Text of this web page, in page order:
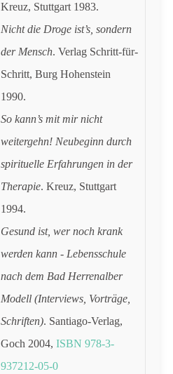
Kreuz, Stuttgart 1983.
Nicht die Droge ist’s, sondern
der Mensch. Verlag Schritt-für-
Schritt, Burg Hohenstein
1990.
So kann’s mit mir nicht
weitergehn! Neubeginn durch
spirituelle Erfahrungen in der
Therapie. Kreuz, Stuttgart
1994.
Gesund ist, wer noch krank
werden kann - Lebensschule
nach dem Bad Herrenalber
Modell (Interviews, Vorträge,
Schriften). Santiago-Verlag,
Goch 2004,ISBN 978-3-
937212-05-0